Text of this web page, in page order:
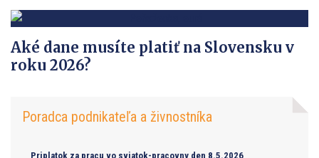
Aké dane musíte platiť na Slovensku v
roku 2026?
Poradca podnikateľa a živnostníka
Priplatok za pracu vo sviatok-pracovny den 8.5.2026